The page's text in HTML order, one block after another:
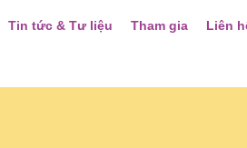
Tin tức & Tư liệu Tham gia Liên